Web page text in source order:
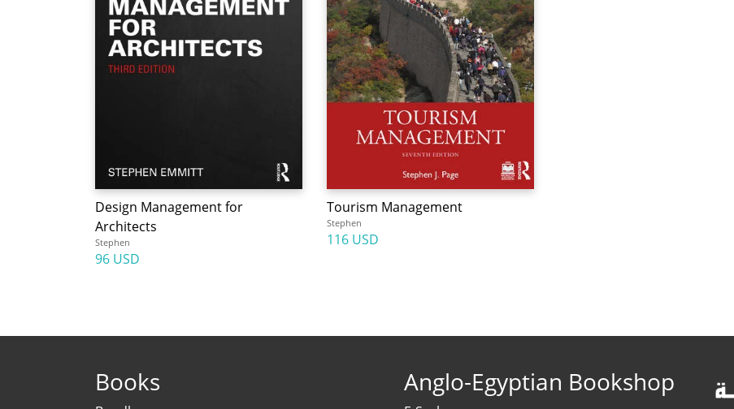
Design Management for
Architects
Stephen
96 USD
Tourism Management
Stephen
116 USD
Books Anglo-Egyptian Bookshop